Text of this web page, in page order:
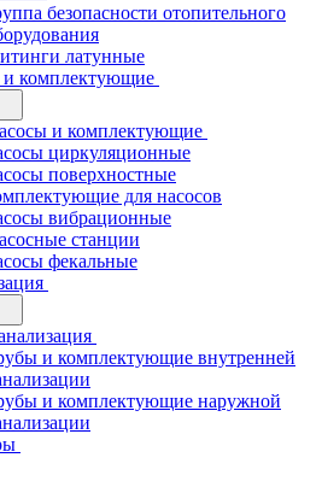
безопасности отопительного
латунные
комплектующие
и комплектующие
циркуляционные
поверхностные
для насосов
вибрационные
станции
фекальные
и комплектующие внутренней
и комплектующие наружной